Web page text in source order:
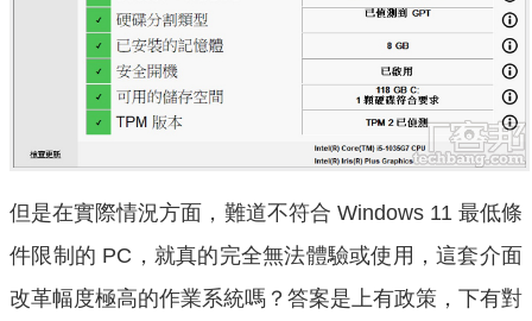
但是在實際情況方面，難道不符合 Windows 11 最低條
件限制的 PC，就真的完全無法體驗或使用，這套介面
改革幅度極高的作業系統嗎？答案是上有政策，下有對